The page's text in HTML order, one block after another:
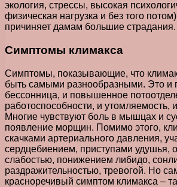
экология, стрессы, высокая
физическая нагрузка и без того
причиняет дамам большие страдания.
Симптомы климакса
Симптомы, показывающие, что
быть самыми разнообразными. Это и
бессонница, и повышенное
работоспособности, и утомляемость,
Многие чувствуют боль в мышцах и
появление морщин. Помимо этого,
скачками артериального давления,
сердцебиением, приступами удушья,
слабостью, понижением либидо,
раздражительностью, тревогой. Но
красноречивый симптом климакса –